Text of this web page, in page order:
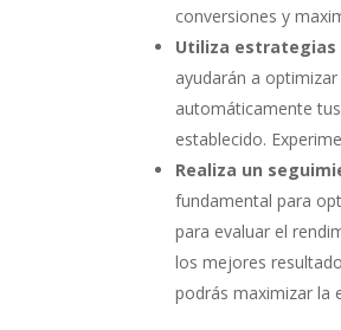
conversiones y
Utiliza
ayudarán a
automáticamente
establecido.
Realiza un
fundamental para
para evaluar el
los mejores
podrás maximizar la